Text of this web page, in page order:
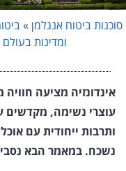
סוכנות ביטוח אנגלמן »
ומדינות בעולם
אינדונזיה מציעה
עוצרי נשימה, מקדשים
ותרבות ייחודית עם
נשכח. במאמר הבא